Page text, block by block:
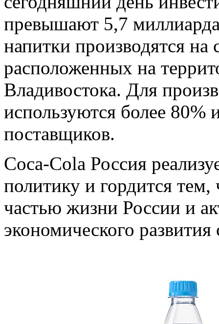
превышают 5,7
напитки производятся на
расположенных на
Владивостока. Для
используются более 80%
поставщиков.
Coca-Cola Россия
политику и гордится тем,
частью жизни России и
экономического развития